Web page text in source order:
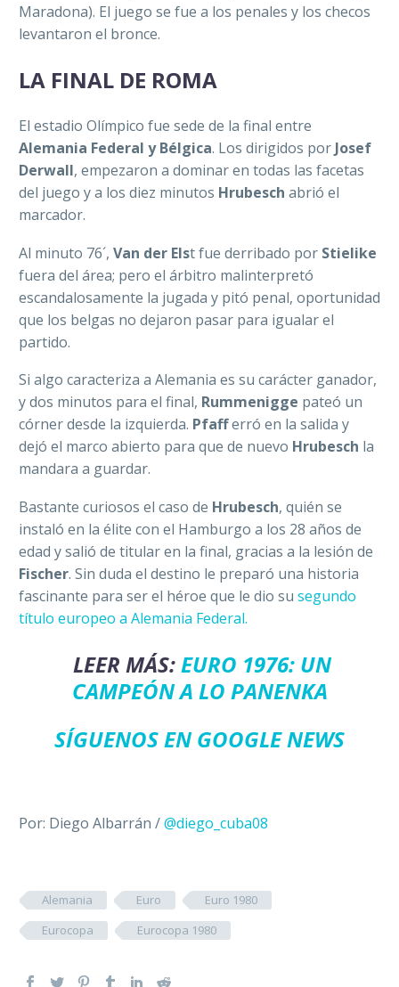
Maradona). El juego se fue a los penales y los checos
levantaron el bronce.
LA FINAL DE ROMA
El estadio Olímpico fue sede de la final entre
Alemania Federal y Bélgica. Los dirigidos por Josef
Derwall, empezaron a dominar en todas las facetas
del juego y a los diez minutos Hrubesch abrió el
marcador.
Al minuto 76´, Van der Elst fue derribado por Stielike
fuera del área; pero el árbitro malinterpretó
escandalosamente la jugada y pitó penal, oportunidad
que los belgas no dejaron pasar para igualar el
partido.
Si algo caracteriza a Alemania es su carácter ganador,
y dos minutos para el final, Rummenigge pateó un
córner desde la izquierda. Pfafferró en la salida y
dejó el marco abierto para que de nuevo Hrubesch la
mandara a guardar.
Bastante curiosos el caso de Hrubesch, quién se
instaló en la élite con el Hamburgo a los 28 años de
edad y salió de titular en la final, gracias a la lesión de
Fischer. Sin duda el destino le preparó una historia
fascinante para ser el héroe que le dio su segundo
título europeo a Alemania Federal.
LEER MÁS:EURO 1976: UN
CAMPEÓN A LO PANENKA
SÍGUENOS EN GOOGLE NEWS
Por: Diego Albarrán /@diego_cuba08
Alemania Euro
Euro 1980
Eurocopa
Eurocopa 1980